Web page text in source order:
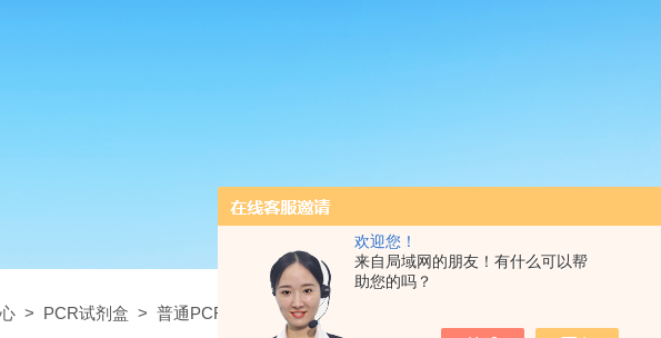
欢迎您！
来自局域网的朋友！有什么可以帮
助您的吗？
> PCR试剂盒 > 普通PCR检测试剂盒> 猪瘟野毒株荧光PCR检测试剂盒